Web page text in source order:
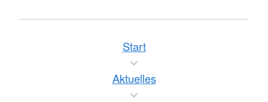
Start
Aktuelles